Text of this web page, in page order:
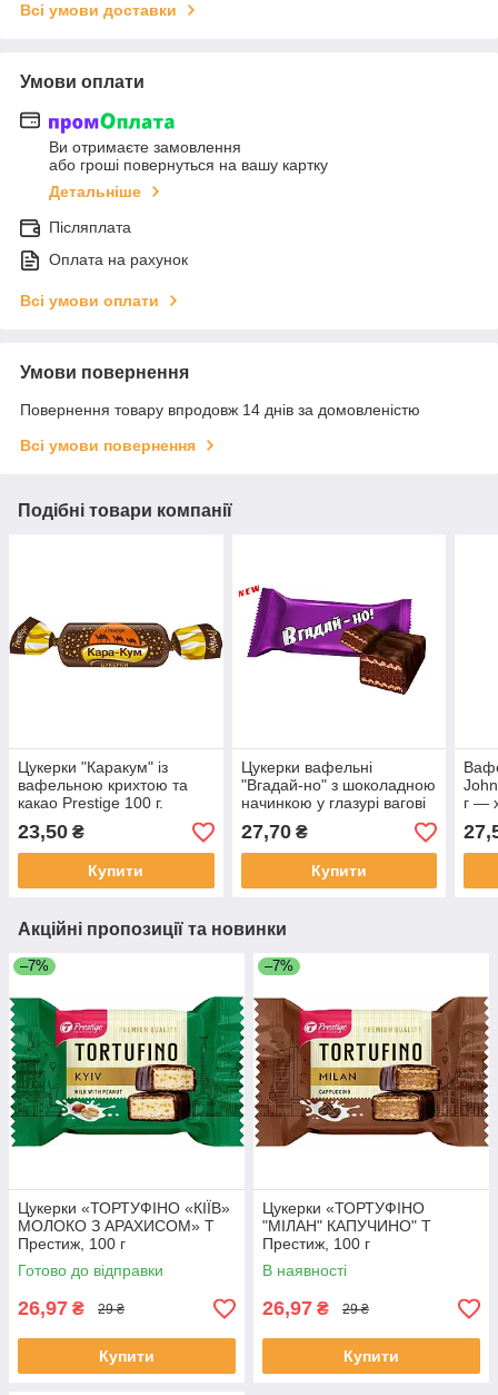
Всі умови доставки
Умови оплати
Ви отримаєте замовлення
або гроші повернуться на вашу картку
Детальніше
Післяплата
Оплата на рахунок
Всі умови оплати
Умови повернення
Повернення товару впродовж 14 днів за домовленістю
Всі умови повернення
Подібні товари компанії
Цукерки "Каракум" із
вафельною крихтою та
какао Prestige 100 г.
23,50 ₴
Купити
Цукерки вафельні
"Вгадай-но" з шоколадною
начинкою у глазурі вагові
100 г
27,70₴
Купити
г —
Акційні пропозиції та новинки
–7%
Цукерки «ТОРТУФІНО «КІЇВ»
МОЛОКО З АРАХИСОМ» Т
Престиж, 100 г
Готово до відправки
26,97 ₴ 29 ₴
Купити
–7%
Цукерки «ТОРТУФІНО
"МІЛАН" КАПУЧИНО" Т
Престиж, 100 г
В наявності
26,97 ₴ 29 ₴
Купити